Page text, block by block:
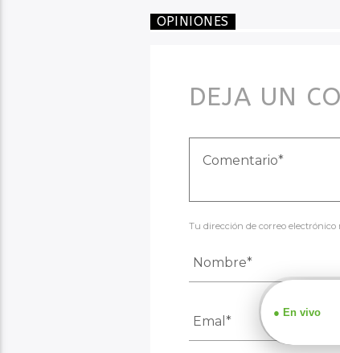
OPINIONES
DEJA UN
Tu dirección de correo electrónico